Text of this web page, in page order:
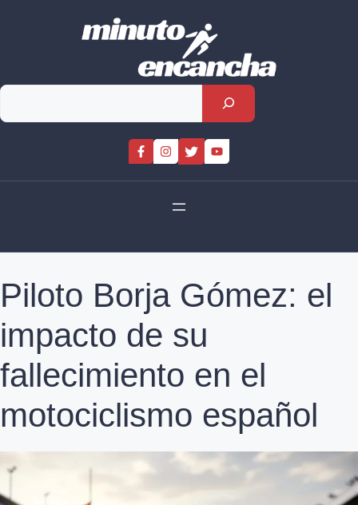
Rechercher
Piloto Borja Gómez: el
impacto de su
fallecimiento en el
motociclismo español